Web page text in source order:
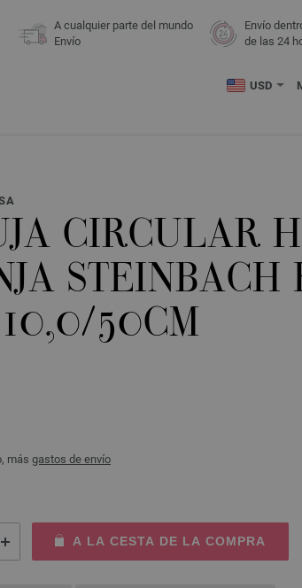
A cualquier parte del mundo
Envío
Envío
de las 24
USD
CIRCULAR
STEINBACH
50CM
más gastos de envío
A LA CESTA DE LA COMPRA